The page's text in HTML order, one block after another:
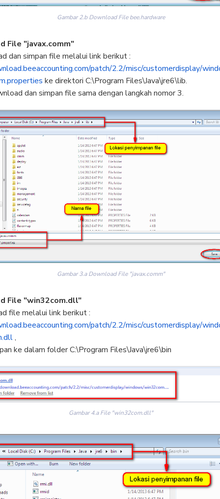
Gambar 2.b Download File bee.hardware
File "javax.comm"
dan simpan file melalui link berikut :
beeaccounting.com/patch/2.2/misc/customerdisplay/
ke direktori C:\Program Files\Java\jre6\lib.
dan simpan file sama dengan langkah nomor 3.
Gambar 3.a Download File "javax.comm"
File "win32com.dll"
file melalui link berikut :
beeaccounting.com/patch/2.2/misc/customerdisplay/
,
ke dalam folder C:\Program Files\Java\jre6\bin
Gambar 4.a File "win32com.dll"